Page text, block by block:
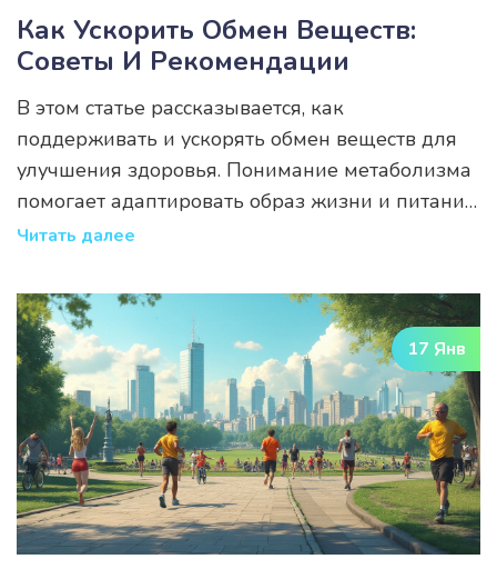
Как Ускорить Обмен Веществ:
Советы И Рекомендации
В этом статье рассказывается, как
поддерживать и ускорять обмен веществ для
улучшения здоровья. Понимание метаболизма
помогает адаптировать образ жизни и питания
для достижения оптимального состояния
рекомендации, а также перечислены
распространённые причины нарушений
метаболизма. Узнайте, как улучшить обмен
веществ и увеличить свою энергию.
Читать далее
17 Янв